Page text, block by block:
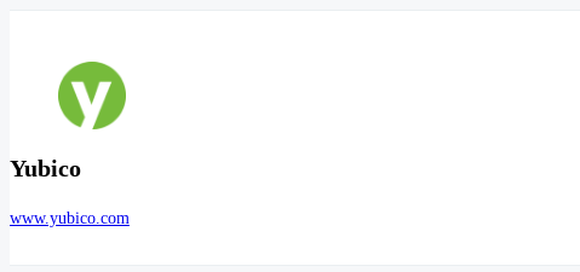
Yubico
www.yubico.com